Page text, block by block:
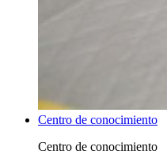
Centro de conocimiento
Centro de conocimiento